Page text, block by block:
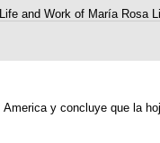
and Work of María Rosa
y concluye que la